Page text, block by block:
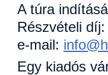
A túra
Részvételi
e-mail:
Egy kiadós